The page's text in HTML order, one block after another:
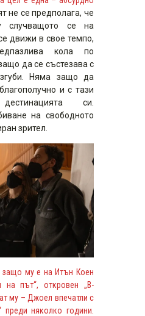
не се предполага, че
случващото се на
движи в свое темпо,
кола по
да се състезава с
Няма защо да
и с тази
си.
на свободното
зрител.
защо му е на Итън Коен
на път“, откровен „B-
му – Джоел впечатли с
преди няколко години.